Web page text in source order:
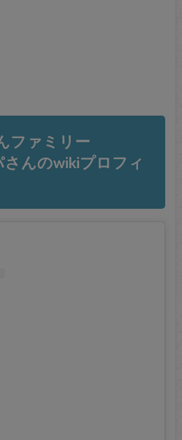
ファミリー
んのwikiプロフィ